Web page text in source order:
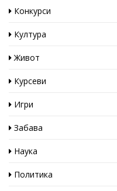
Конкурси
Култура
Живот
Курсеви
Игри
Забава
Наука
Политика